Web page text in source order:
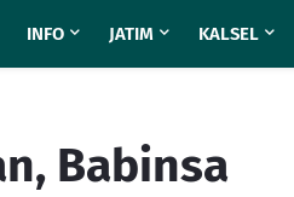
INFO JATIM KALSEL
Babinsa